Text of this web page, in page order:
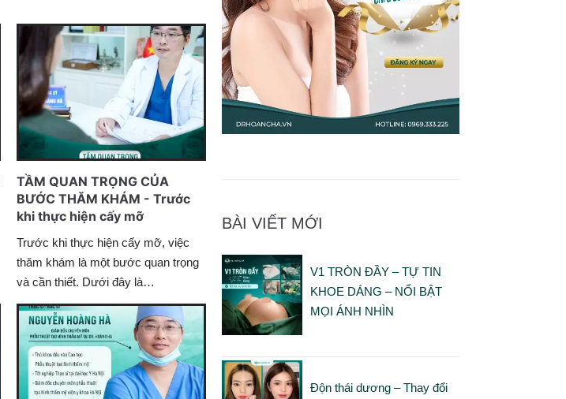
TẦM QUAN TRỌNG CỦA
BƯỚC THĂM KHÁM - Trước
khi thực hiện cấy mỡ
Trước khi thực hiện cấy mỡ, việc
thăm khám là một bước quan trọng
và cần thiết. Dưới đây là…
BÀI VIẾT MỚI
V1 TRÒN ĐẦY – TỰ TIN
KHOE DÁNG – NỔI BẬT
MỌI ÁNH NHÌN
Độn thái dương – Thay đổi